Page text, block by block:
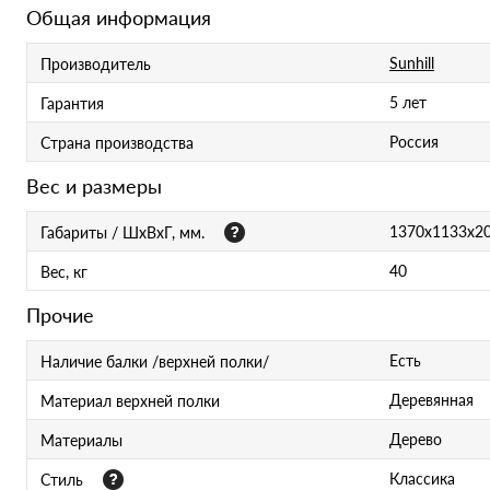
Общая информация
Производитель Sunhill
Гарантия 5 лет
Страна производства Россия
Вес и размеры
Габариты / ШхВхГ, мм.
Вес, кг 40
Прочие
Наличие балки /верхней полки/ Есть
Материал верхней полки Деревянная
Материалы Дерево
Стиль Классика